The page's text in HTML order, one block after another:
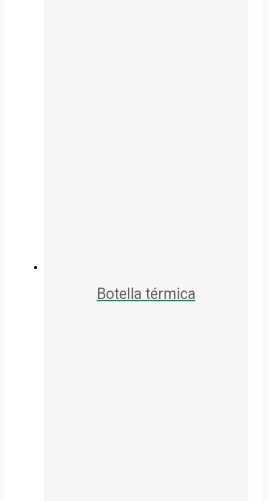
Botella térmica